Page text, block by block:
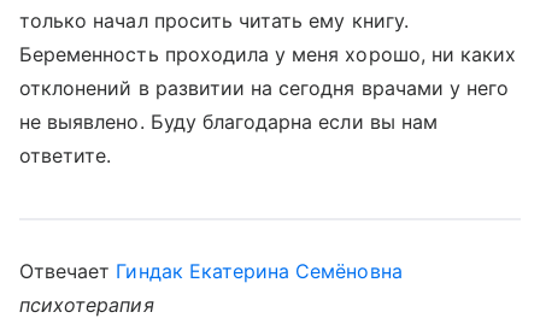
только начал просить читать ему книгу.
Беременность проходила у меня хорошо, ни каких
отклонений в развитии на сегодня врачами у него
не выявлено. Буду благодарна если вы нам
ответите.
Отвечает Гиндак Екатерина Семёновна
психотерапия